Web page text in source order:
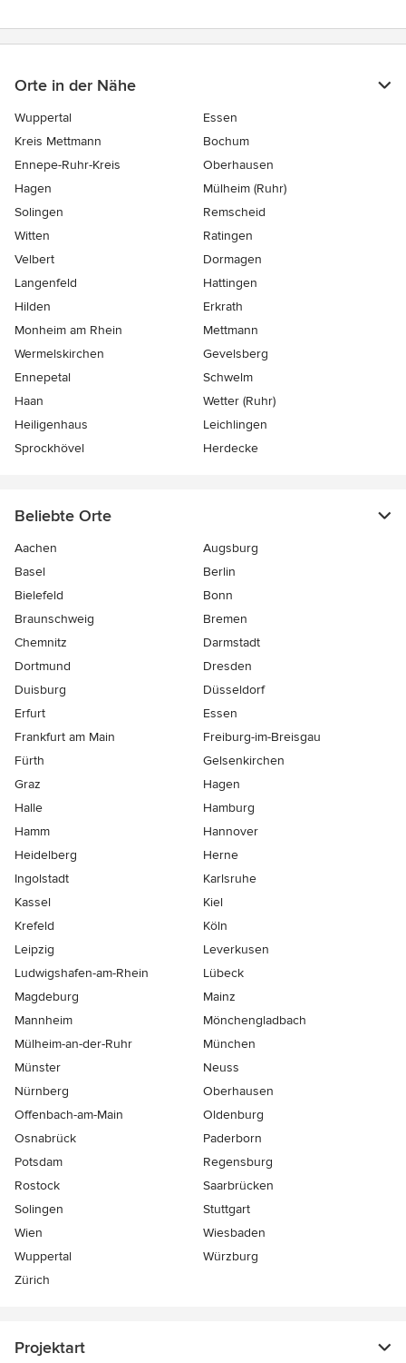
Orte in der Nähe
Wuppertal
Essen
Kreis Mettmann
Bochum
Ennepe-Ruhr-Kreis
Oberhausen
Hagen
Mülheim (Ruhr)
Solingen
Remscheid
Witten
Ratingen
Velbert
Dormagen
Langenfeld
Hattingen
Hilden
Erkrath
Monheim am Rhein
Mettmann
Wermelskirchen
Gevelsberg
Ennepetal
Schwelm
Haan
Wetter (Ruhr)
Heiligenhaus
Leichlingen
Sprockhövel
Herdecke
Beliebte Orte
Aachen
Augsburg
Basel
Berlin
Bielefeld
Bonn
Braunschweig
Bremen
Chemnitz
Darmstadt
Dortmund
Dresden
Duisburg
Düsseldorf
Erfurt
Essen
Frankfurt am Main
Freiburg-im-Breisgau
Fürth
Gelsenkirchen
Graz
Hagen
Halle
Hamburg
Hamm
Hannover
Heidelberg
Herne
Ingolstadt
Karlsruhe
Kassel
Kiel
Krefeld
Köln
Leipzig
Leverkusen
Ludwigshafen-am-Rhein
Lübeck
Magdeburg
Mainz
Mannheim
Mönchen­gladbach
Mülheim-an-der-Ruhr
München
Münster
Neuss
Nürnberg
Oberhausen
Offenbach-am-Main
Oldenburg
Osnabrück
Paderborn
Potsdam
Regensburg
Rostock
Saarbrücken
Solingen
Stuttgart
Wien
Wiesbaden
Wuppertal
Würzburg
Zürich
Projektart